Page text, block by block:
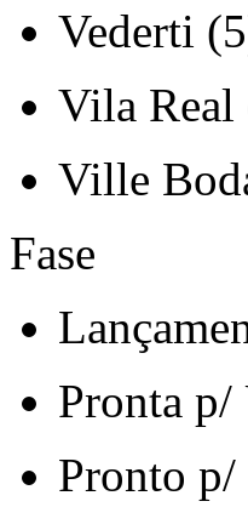
Vederti
Vila Real
Ville
Fase
Pronta p/
Pronto